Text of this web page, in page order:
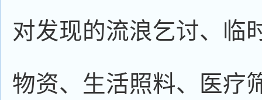
对发现的流浪乞讨、临
物资、生活照料、医疗